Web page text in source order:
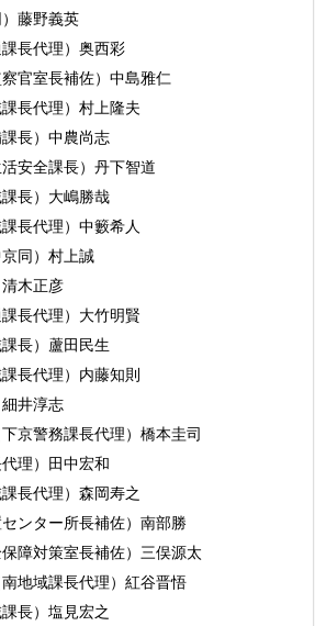
藤野義英
長代理）奥西彩
官室長補佐）中島雅仁
長代理）村上隆夫
長）中農尚志
安全課長）丹下智道
長）大嶋勝哉
長代理）中籔希人
同）村上誠
木正彦
長代理）大竹明賢
長）蘆田民生
長代理）内藤知則
井淳志
京警務課長代理）橋本圭司
理）田中宏和
長代理）森岡寿之
ンター所長補佐）南部勝
障対策室長補佐）三俣源太
地域課長代理）紅谷晋悟
長）塩見宏之